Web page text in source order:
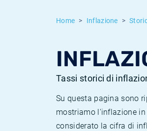
Home Inflazione
Tassi storici di
Su questa pagina sono
mostriamo l'inflazione in
considerato la cifra di
Inflazione Svizzera
Tassi di inflazione storici